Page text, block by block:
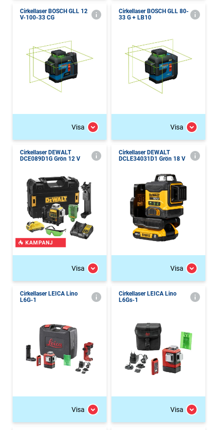
Cirkellaser BOSCH GLL 12
V-100-33 CG
Visa
Cirkellaser BOSCH GLL 80-
33 G + LB10
Visa
Cirkellaser DEWALT
DCE089D1G Grön 12 V
KAMPANJ
Visa
Cirkellaser DEWALT
DCLE34031D1 Grön 18 V
Visa
Cirkellaser LEICA Lino
L6G-1
Visa
Cirkellaser LEICA Lino
L6Gs-1
Visa